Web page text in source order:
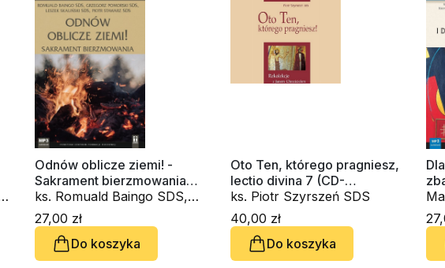
Odnów oblicze ziemi! -
Sakrament bierzmowania
(CD-audiobook)
ks. Romuald Baingo SDS,
ks. Grzegorz Pomorski
SDS, ks. Piotr Szyrszeń
SDS, Piotr Stawarz SDS
27,00 zł
Do koszyka
Oto Ten, którego pragniesz,
lectio divina 7 (CD-
audiobook)
ks. Piotr Szyrszeń SDS
40,00 zł
Do koszyka